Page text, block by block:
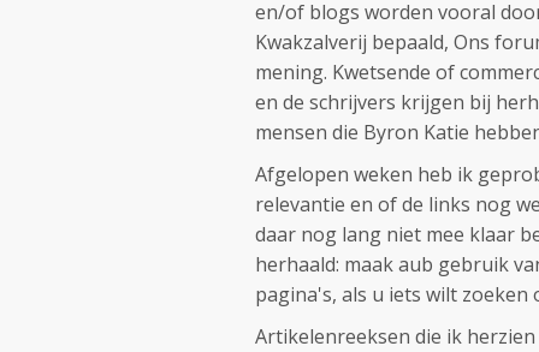
en/of blogs worden vooral
Kwakzalverij bepaald, Ons
mening. Kwetsende of
en de schrijvers krijgen bij
mensen die Byron Katie
Afgelopen weken heb ik
relevantie en of de links nog
daar nog lang niet mee klaar
herhaald: maak aub gebruik
pagina's, als u iets wilt zoeken
Artikelenreeksen die ik